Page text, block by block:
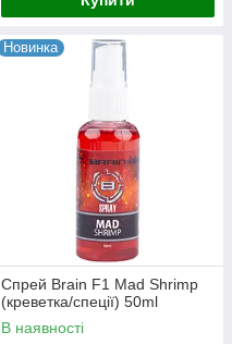
Новинка
Спрей Brain F1 Mad Shrimp
(креветка/спеції) 50ml
В наявності